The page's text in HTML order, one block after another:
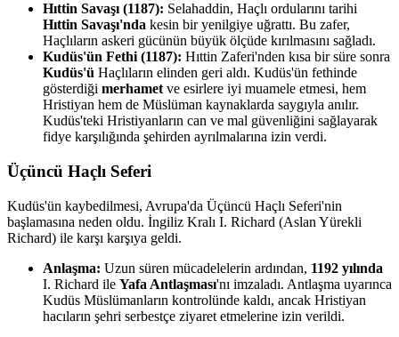
Hıttin Savaşı (1187): Selahaddin, Haçlı ordularını tarihi
Hıttin Savaşı'nda kesin bir yenilgiye uğrattı. Bu zafer,
Haçlıların askeri gücünün büyük ölçüde kırılmasını sağladı.
Kudüs'ün Fethi (1187): Hıttin Zaferi'nden kısa bir süre sonra
Kudüs'ü Haçlıların elinden geri aldı. Kudüs'ün fethinde
gösterdiği merhamet ve esirlere iyi muamele etmesi, hem
Hristiyan hem de Müslüman kaynaklarda saygıyla anılır.
Kudüs'teki Hristiyanların can ve mal güvenliğini sağlayarak
fidye karşılığında şehirden ayrılmalarına izin verdi.
Üçüncü Haçlı Seferi
Kudüs'ün kaybedilmesi, Avrupa'da Üçüncü Haçlı Seferi'nin
başlamasına neden oldu. İngiliz Kralı I. Richard (Aslan Yürekli
Richard) ile karşı karşıya geldi.
Anlaşma: Uzun süren mücadelelerin ardından, 1192 yılında
I. Richard ile Yafa Antlaşması'nı imzaladı. Antlaşma uyarınca
Kudüs Müslümanların kontrolünde kaldı, ancak Hristiyan
hacıların şehri serbestçe ziyaret etmelerine izin verildi.